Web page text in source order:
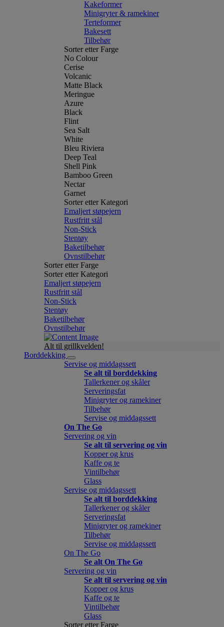
Kakeformer
Minigryter & ramekiner
Terteformer
Bakesett
Tilbehør
Sorter etter Farge
No Colour
Cerise
Volcanic
Matte Black
Meringue
Azure
Black
Flint
Sea Salt
White
Bleu Riviera
Deep Teal
Shell Pink
Bamboo Green
Nectar
Garnet
Sorter etter Kategori
Emaljert støpejern
Rustfritt stål
Non-Stick
Stentøy
Baketilbehør
Ovnstilbehør
Sorter etter Farge
Sorter etter Kategori
Emaljert støpejern
Rustfritt stål
Non-Stick
Stentøy
Baketilbehør
Ovnstilbehør
Alt til grillkvelden!
Borddekking
Servise og middagssett
Se alt til borddekking
Tallerkener og skåler
Serveringsfat
Minigryter og ramekiner
Tilbehør
Servise og middagssett
On The Go
Servering og vin
Se alt til servering og vin
Kopper og krus
Kaffe og te
Vintilbehør
Glass
Servise og middagssett
Se alt til borddekking
Tallerkener og skåler
Serveringsfat
Minigryter og ramekiner
Tilbehør
Servise og middagssett
On The Go
Se alt On The Go
Servering og vin
Se alt til servering og vin
Kopper og krus
Kaffe og te
Vintilbehør
Glass
Sorter etter Farge